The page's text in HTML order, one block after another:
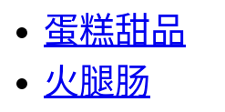
蛋糕甜品
火腿肠